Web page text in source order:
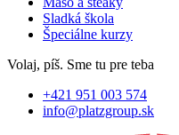
Sladká škola
Špeciálne kurzy
Volaj, píš. Sme tu pre teba
+421 951 003 574
info@platzgroup.sk